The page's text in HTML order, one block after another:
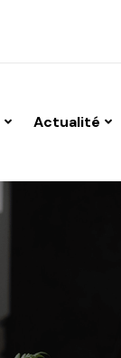
Actualité